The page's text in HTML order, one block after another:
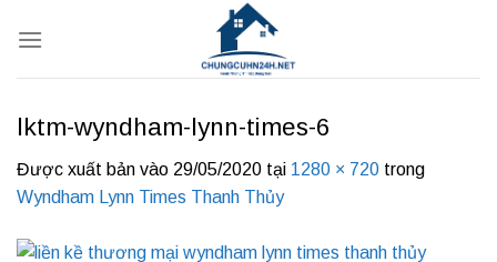
qua
lktm-wyndham-lynn-times-6
Được xuất bản vào 29/05/2020 tại 1280 × 720 trong
Wyndham Lynn Times Thanh Thủy